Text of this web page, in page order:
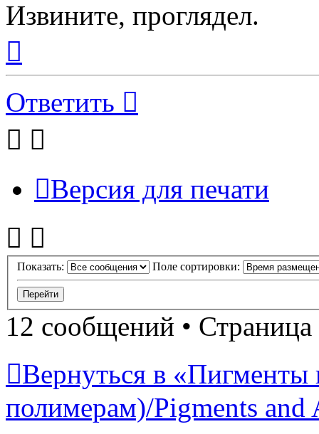
Извините, проглядел.
началу
Ответить
Версия для печати
Показать: Поле сортировки:
12 сообщений • Страница
Вернуться в
полимерам)/Pigments and